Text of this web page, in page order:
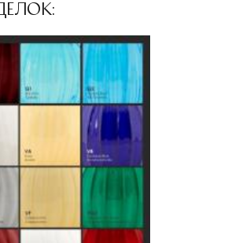
распределительных
мы располагаем
узлами в ключевых
— региональный центр для
и Азии
база для
региона